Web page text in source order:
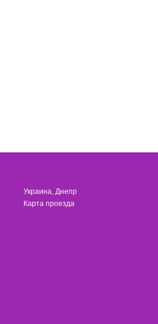
Украина, Днепр
Карта проезда